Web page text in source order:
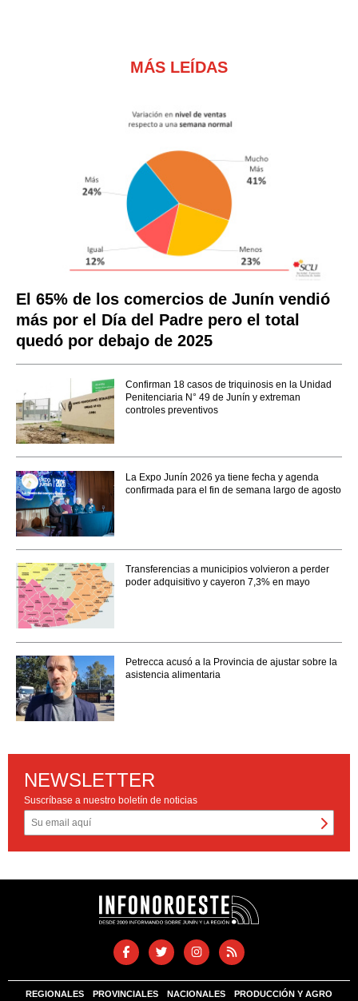
MÁS LEÍDAS
El 65% de los comercios de Junín vendió
más por el Día del Padre pero el total
quedó por debajo de 2025
Confirman 18 casos de triquinosis en la Unidad
Penitenciaria N° 49 de Junín y extreman
controles preventivos
La Expo Junín 2026 ya tiene fecha y agenda
confirmada para el fin de semana largo de agosto
Transferencias a municipios volvieron a perder
poder adquisitivo y cayeron 7,3% en mayo
Petrecca acusó a la Provincia de ajustar sobre la
asistencia alimentaria
NEWSLETTER
Suscríbase a nuestro boletín de noticias
REGIONALES PROVINCIALES NACIONALES PRODUCCIÓN Y AGRO